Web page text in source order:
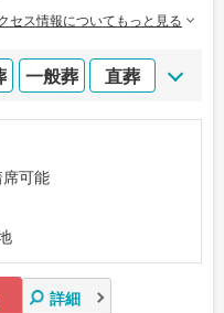
セス情報についてもっと見る
一般葬 直葬
可能
詳細